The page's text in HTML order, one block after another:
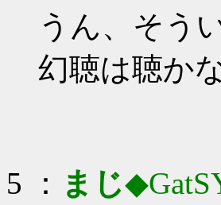
うん、そう
幻聴は聴か
5 ： まじ